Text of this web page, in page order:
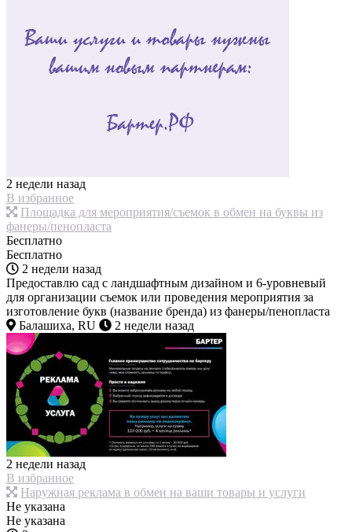
2 недели назад
В избранное
Площадка для мероприятия/съемок в обмен на буквы из
фанеры/пенопласта
Бесплатно
Бесплатно
2 недели назад
Предоставлю сад с ландшафтным дизайном и 6-уровневый
для организации съемок или проведения мероприятия за
изготовление букв (название бренда) из фанеры/пенопласта
Балашиха, RU
2 недели назад
2 недели назад
В избранное
Наружная реклама в обмен на ваши товары и услуги
Не указана
Не указана